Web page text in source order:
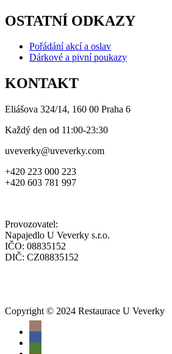
OSTATNÍ ODKAZY
Pořádání akcí a oslav
Dárkové a pivní poukazy
KONTAKT
Eliášova 324/14, 160 00 Praha 6
Každý den od 11:00-23:30
uveverky@uveverky.com
+420 223 000 223
+420 603 781 997
Provozovatel:
Napajedlo U Veverky s.r.o.
IČO: 08835152
DIČ: CZ08835152
Copyright © 2024 Restaurace U Veverky